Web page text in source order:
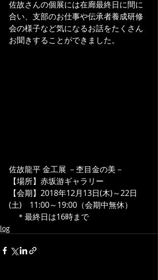
佐故さんの個展には在廊最終日に間に
合い、支部のお仕事や伝承者養成研修
会の様子など気になるお話をたくさん
お聞きすることができました。
佐故龍平 金工展 －杢目金の美－
【場所】赤坂游ギャラリー
【会期】2018年12月13日(木)～22日
(土)　11:00～19:00（会期中無休）
＊最終日は16時まで
log